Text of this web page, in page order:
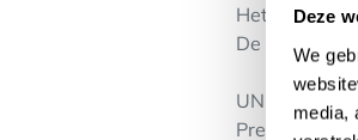
Deze
We
media,
Het bedrijf is
De activiteit
UNIQUE
Premium